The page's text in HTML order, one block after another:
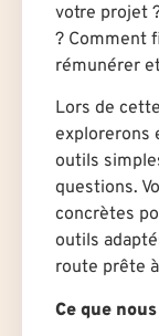
votre projet
? Comment
rémunérer
Lors de
explorerons
outils
questions.
concrètes
outils
route prête
Ce que